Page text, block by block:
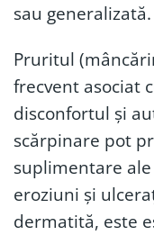
sau generalizată.
Pruritul
frecvent asociat
disconfortul și
scărpinare pot
suplimentare
eroziuni și
dermatită, este